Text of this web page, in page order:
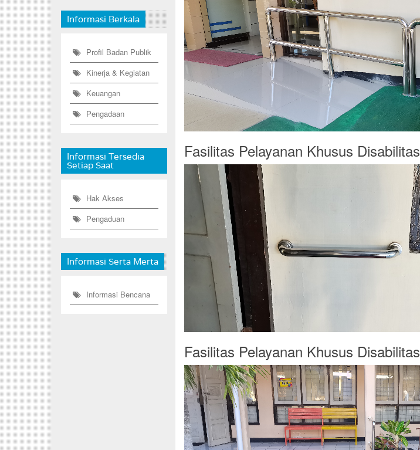
Informasi Berkala
Profil Badan Publik
Kinerja & Kegiatan
Keuangan
Pengadaan
Informasi Tersedia
Setiap Saat
Hak Akses
Pengaduan
Informasi Serta Merta
Informasi Bencana
Fasilitas Pelayanan Khusus Disabilitas
Fasilitas Pelayanan Khusus Disabilitas